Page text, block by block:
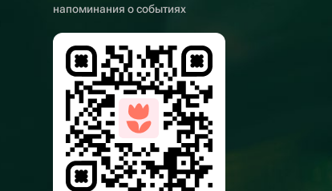
напоминания о событиях